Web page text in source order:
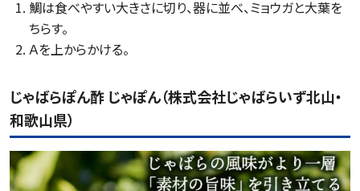
鯛は食べやすい大きさに切り、器に並べ、ミョウガと大葉を
ちらす。
Ａを上からかける。
じゃばらぽん酢 じゃぽん（株式会社じゃばらいず北山・
和歌山県）